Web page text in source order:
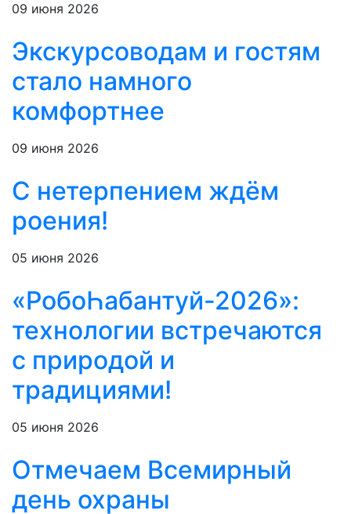
09 июня 2026
Экскурсоводам и гостям
стало намного
комфортнее
09 июня 2026
С нетерпением ждём
роения!
05 июня 2026
«РобоҺабантуй-2026»:
технологии встречаются
с природой и
традициями!
05 июня 2026
Отмечаем Всемирный
день охраны